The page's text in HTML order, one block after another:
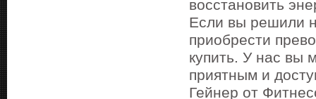
восстановить
Если вы решили
приобрести
купить. У нас вы
приятным и
Гейнер от